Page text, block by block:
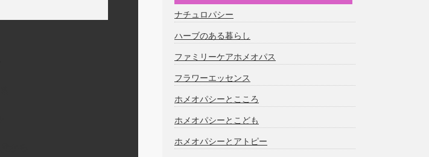
ナチュロパシー
ハーブのある暮らし
ファミリーケアホメオパス
フラワーエッセンス
ホメオパシーとこころ
ホメオパシーとこども
ホメオパシーとアトピー